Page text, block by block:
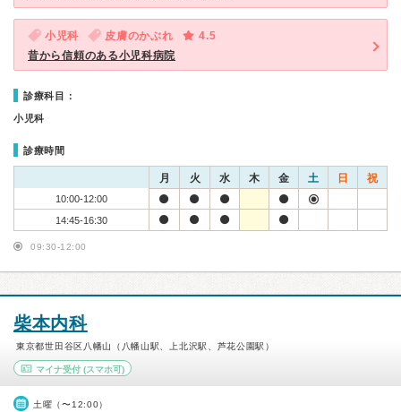
小児科 皮膚のかぶれ
4.5
昔から信頼のある小児科病院
診療科目：
小児科
診療時間
月 火 水 木 金 土 日 祝
10:00-12:00
14:45-16:30
09:30-12:00
柴本内科
東京都世田谷区八幡山（八幡山駅、上北沢駅、芦花公園駅）
マイナ受付 (スマホ可)
土曜（〜12:00）